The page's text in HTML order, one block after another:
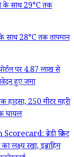
के साथ 29°C तक
साथ 28°C तक तापमान
पर 4.87 लाख से
हुए जमा
250 मीटर गहरी
घायल
ब्रेडी क्रिकेट
रखा, इब्राहिम